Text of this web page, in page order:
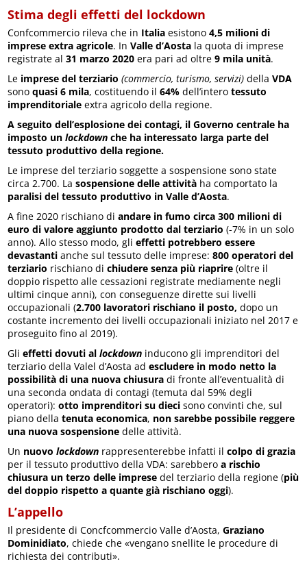
Stima degli effetti del lockdown
Confcommercio rileva che in Italia esistono4,5 milioni di
imprese extra agricole. InValle d’Aosta la quota di imprese
registrate al31 marzo 2020era pari ad oltre9 mila unità.
Le imprese del terziario(commercio, turismo, servizi) dellaVDA
sonoquasi 6 mila, costituendo il64%dell’interotessuto
imprenditorialeextra agricolo della regione.
A seguito dell’esplosione dei contagi, il Governo centrale ha
imposto unlockdown che ha interessato larga parte del
tessuto produttivo della regione.
Le imprese del terziario soggette a sospensione sono state
circa 2.700. Lasospensione delle attività ha comportato la
paralisi del tessuto produttivo in Valle d’Aosta.
A fine 2020 rischiano diandare in fumo circa 300 milioni di
euro di valore aggiunto prodotto dal terziario (-7% in un solo
anno). Allo stesso modo, glieffetti potrebbero essere
devastanti anche sul tessuto delle imprese:800 operatori del
terziario rischiano dichiudere senza più riaprire(oltre il
doppio rispetto alle cessazioni registrate mediamente negli
ultimi cinque anni), con conseguenze dirette sui livelli
occupazionali (2.700 lavoratori rischiano il posto,dopo un
costante incremento dei livelli occupazionali iniziato nel 2017 e
proseguito fino al 2019).
Glieffetti dovuti allockdown inducono gli imprenditori del
terziario della Valel d’Aosta adescludere in modo netto la
possibilità di una nuova chiusura di fronte all’eventualità di
una seconda ondata di contagi (temuta dal 59% degli
operatori):otto imprenditori su dieci sono convinti che, sul
piano dellatenuta economica, non sarebbe possibile reggere
una nuova sospensione delle attività.
Un nuovolockdown rappresenterebbe infatti ilcolpo di grazia
per il tessuto produttivo della VDA: sarebberoa rischio
chiusura un terzo delle impresedel terziario della regione (più
del doppio rispetto a quante già rischiano oggi).
L’appello
Il presidente di Concfcommercio Valle d’Aosta,Graziano
Dominidiato, chiede che «vengano snellite le procedure di
richiesta dei contributi».